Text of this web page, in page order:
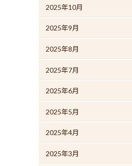
2025年10月
2025年9月
2025年8月
2025年7月
2025年6月
2025年5月
2025年4月
2025年3月